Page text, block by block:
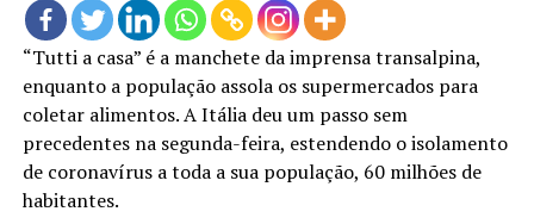
“Tutti a casa” é a manchete da imprensa transalpina,
enquanto a população assola os supermercados para
coletar alimentos. A Itália deu um passo sem
precedentes na segunda-feira, estendendo o isolamento
de coronavírus a toda a sua população, 60 milhões de
habitantes.